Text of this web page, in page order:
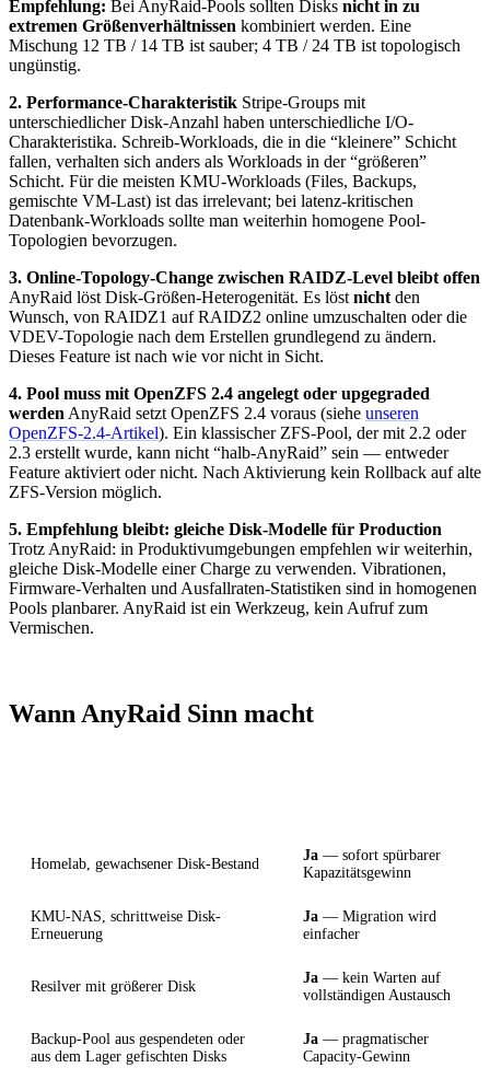
Empfehlung: Bei AnyRaid-Pools sollten Disks nicht in zu
extremen Größenverhältnissen kombiniert werden. Eine
Mischung 12 TB / 14 TB ist sauber; 4 TB / 24 TB ist topologisch
ungünstig.
2. Performance-Charakteristik Stripe-Groups mit
unterschiedlicher Disk-Anzahl haben unterschiedliche I/O-
Charakteristika. Schreib-Workloads, die in die “kleinere” Schicht
fallen, verhalten sich anders als Workloads in der “größeren”
Schicht. Für die meisten KMU-Workloads (Files, Backups,
gemischte VM-Last) ist das irrelevant; bei latenz-kritischen
Datenbank-Workloads sollte man weiterhin homogene Pool-
Topologien bevorzugen.
3. Online-Topology-Change zwischen RAIDZ-Level bleibt offen
AnyRaid löst Disk-Größen-Heterogenität. Es löst nicht den
Wunsch, von RAIDZ1 auf RAIDZ2 online umzuschalten oder die
VDEV-Topologie nach dem Erstellen grundlegend zu ändern.
Dieses Feature ist nach wie vor nicht in Sicht.
4. Pool muss mit OpenZFS 2.4 angelegt oder upgegraded
werden AnyRaid setzt OpenZFS 2.4 voraus (siehe unseren
OpenZFS-2.4-Artikel). Ein klassischer ZFS-Pool, der mit 2.2 oder
2.3 erstellt wurde, kann nicht “halb-AnyRaid” sein — entweder
Feature aktiviert oder nicht. Nach Aktivierung kein Rollback auf alte
ZFS-Version möglich.
5. Empfehlung bleibt: gleiche Disk-Modelle für Production
Trotz AnyRaid: in Produktivumgebungen empfehlen wir weiterhin,
gleiche Disk-Modelle einer Charge zu verwenden. Vibrationen,
Firmware-Verhalten und Ausfallraten-Statistiken sind in homogenen
Pools planbarer. AnyRaid ist ein Werkzeug, kein Aufruf zum
Vermischen.
Wann AnyRaid Sinn macht
Homelab, gewachsener Disk-Bestand
Ja — sofort spürbarer
Kapazitätsgewinn
KMU-NAS, schrittweise Disk-
Erneuerung
Ja — Migration wird
einfacher
Resilver mit größerer Disk
Ja — kein Warten auf
vollständigen Austausch
Backup-Pool aus gespendeten oder
aus dem Lager gefischten Disks
Ja — pragmatischer
Capacity-Gewinn